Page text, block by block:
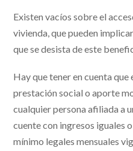
Existen vacíos sobre el
vivienda, que pueden
que se desista de este
Hay que tener en cuenta que
prestación social o aporte
cualquier persona afiliada a
cuente con ingresos iguales
mínimo legales mensuales